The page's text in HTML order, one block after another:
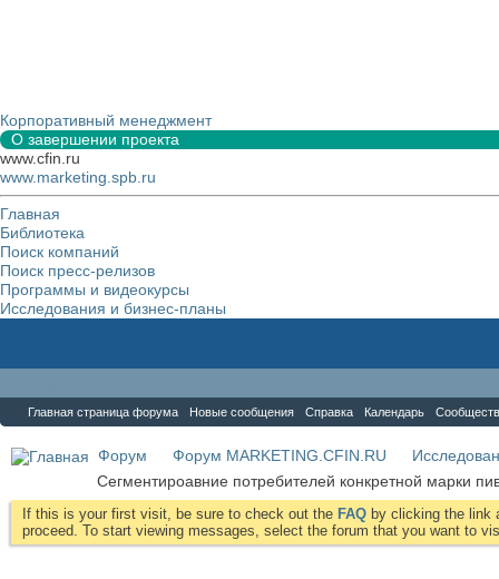
Корпоративный менеджмент
О завершении проекта
www.cfin.ru
www.marketing.spb.ru
Главная
Библиотека
Поиск компаний
Поиск пресс-релизов
Программы и видеокурсы
Исследования и бизнес-планы
Главная страница форума Новые сообщения Справка Календарь
Форум Форум MARKETING.CFIN.RU
Сегментироавние потребителей конкретной марки
If this is your first visit, be sure to check out the FAQ by clicking the link
proceed. To start viewing messages, select the forum that you want to